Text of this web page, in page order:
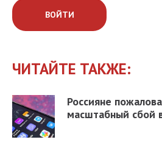
ВОЙТИ
ЧИТАЙТЕ ТАКЖЕ:
Россияне
масштабный сбой